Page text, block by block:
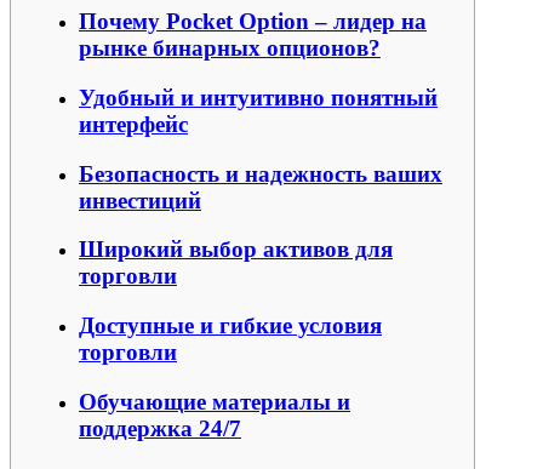
Почему Pocket Option – лидер на
рынке бинарных опционов?
Удобный и интуитивно понятный
интерфейс
Безопасность и надежность ваших
инвестиций
Широкий выбор активов для
торговли
Доступные и гибкие условия
торговли
Обучающие материалы и
поддержка 24/7